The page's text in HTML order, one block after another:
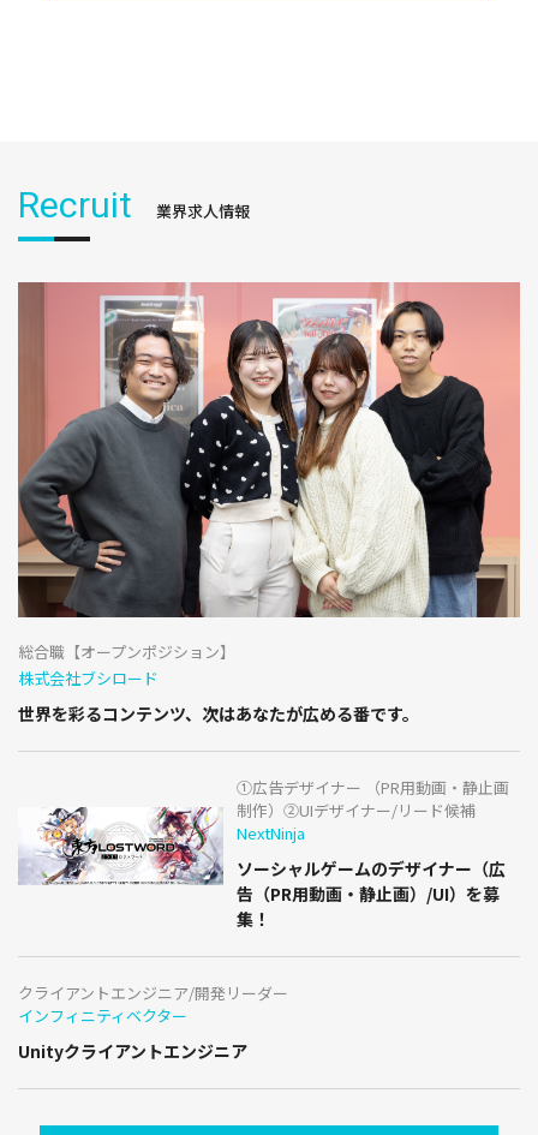
Recruit 業界求人情報
総合職【オープンポジション】
株式会社ブシロード
世界を彩るコンテンツ、次はあなたが広める番です。
①広告デザイナー （PR用動画・静止画
制作）②UIデザイナー/リード候補
NextNinja
ソーシャルゲームのデザイナー（広
告（PR用動画・静止画）/UI）を募
集！
クライアントエンジニア/開発リーダー
インフィニティベクター
Unityクライアントエンジニア